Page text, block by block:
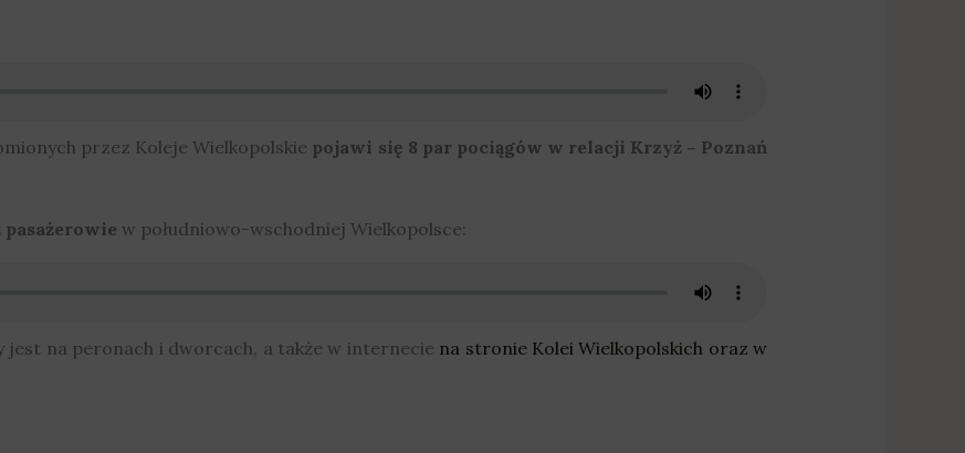
przez Koleje Wielkopolskie pojawi się 8 par pociągów w relacji Krzyż – Poznań
w południowo-wschodniej Wielkopolsce:
jest na peronach i dworcach, a także w internecie na stronie Kolei Wielkopolskich oraz w